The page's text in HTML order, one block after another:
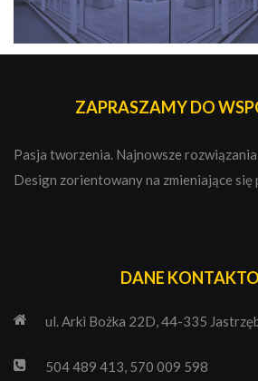
ZAPRASZAMY DO
Pasja tworzenia. Najnowsze
Design zorientowany na zmieniające
DANE
ul. Arki Bożka 22D, 44-335
504 489 413, 570 009 598